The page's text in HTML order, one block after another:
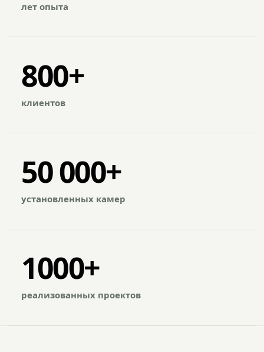
лет опыта
800+
клиентов
50 000+
установленных камер
1000+
реализованных проектов